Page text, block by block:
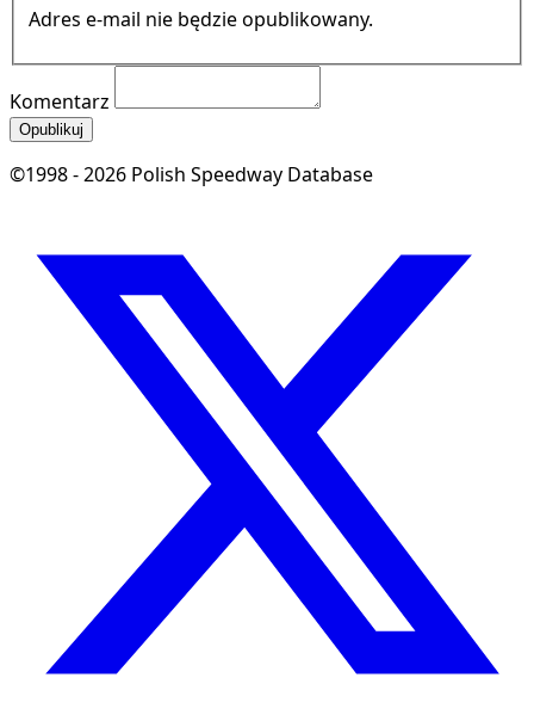
Adres e-mail nie będzie opublikowany.
Komentarz
Opublikuj
©1998 - 2026 Polish Speedway Database